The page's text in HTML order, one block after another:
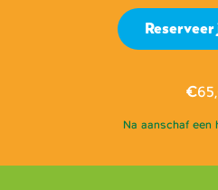
€
Na aanschaf een